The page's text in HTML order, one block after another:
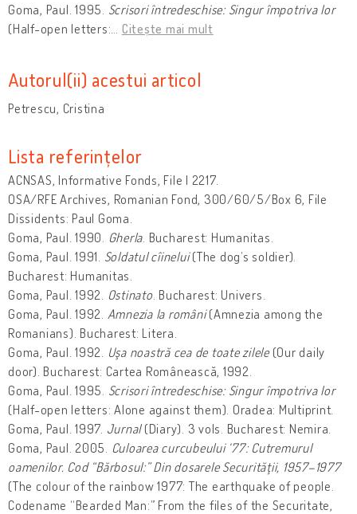
Goma, Paul. 1995. Scrisori întredeschise: Singur împotriva lor
(Half-open letters:
Citește mai mult
Autorul(ii) acestui articol
Petrescu, Cristina
Lista referințelor
ACNSAS, Informative Fonds, File I 2217.
OSA/RFE Archives, Romanian Fond, 300/60/5/Box 6, File
Dissidents: Paul Goma.
Goma, Paul. 1990. Gherla . Bucharest: Humanitas.
Goma, Paul. 1991. Soldatul cîinelui(The dog’s soldier).
Bucharest: Humanitas.
Goma, Paul. 1992. Ostinato. Bucharest: Univers.
Goma, Paul. 1992. Amnezia la români(Amnezia among the
Romanians). Bucharest: Litera.
Goma, Paul. 1992. Uşa noastră cea de toate zilele(Our daily
door). Bucharest: Cartea Românească, 1992.
Goma, Paul. 1995. Scrisori întredeschise: Singur împotriva lor
(Half-open letters: Alone against them). Oradea: Multiprint.
Goma, Paul. 1997. Jurnal(Diary). 3 vols. Bucharest: Nemira.
Goma, Paul. 2005. Culoarea curcubeului ‘77: Cutremurul
oamenilor. Cod “Bărbosul:” Din dosarele Securităţii, 1957–1977
(The colour of the rainbow 1977: The earthquake of people.
Codename “Bearded Man:” From the files of the Securitate,